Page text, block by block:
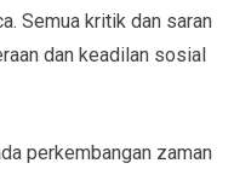
Semua kritik dan saran
dan keadilan sosial
perkembangan zaman